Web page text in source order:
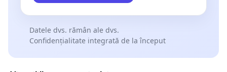
Datele dvs. rămân ale dvs.
Confidențialitate integrată de la început